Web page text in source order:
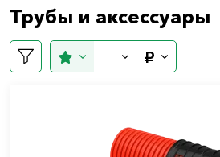
Трубы и аксессуары